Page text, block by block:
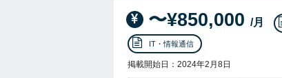
〜¥850,000 /月
IT・情報通信
掲載開始日：2024年2月8日